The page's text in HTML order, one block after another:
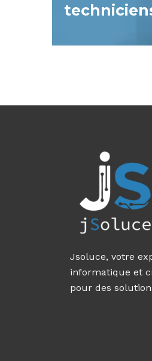
Jsoluce, votre
informatique et
pour des